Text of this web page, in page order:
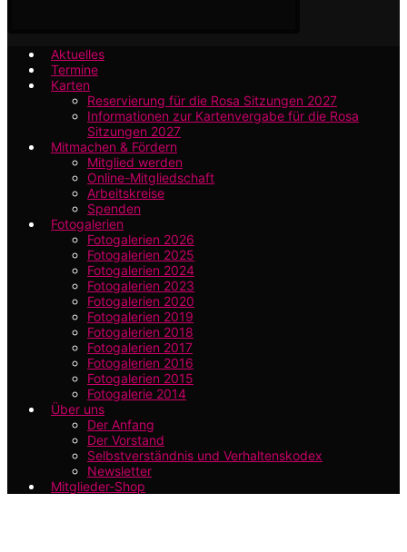
Aktuelles
Termine
Karten
Reservierung für die Rosa Sitzungen 2027
Informationen zur Kartenvergabe für die Rosa
Sitzungen 2027
Mitmachen & Fördern
Mitglied werden
Online-Mitgliedschaft
Arbeitskreise
Spenden
Fotogalerien
Fotogalerien 2026
Fotogalerien 2025
Fotogalerien 2024
Fotogalerien 2023
Fotogalerien 2020
Fotogalerien 2019
Fotogalerien 2018
Fotogalerien 2017
Fotogalerien 2016
Fotogalerien 2015
Fotogalerie 2014
Über uns
Der Anfang
Der Vorstand
Selbstverständnis und Verhaltenskodex
Newsletter
Mitglieder-Shop